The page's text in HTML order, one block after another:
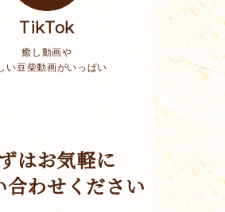
TikTok
癒し動画や
い豆柴動画がいっぱい
はお気軽に
合わせください